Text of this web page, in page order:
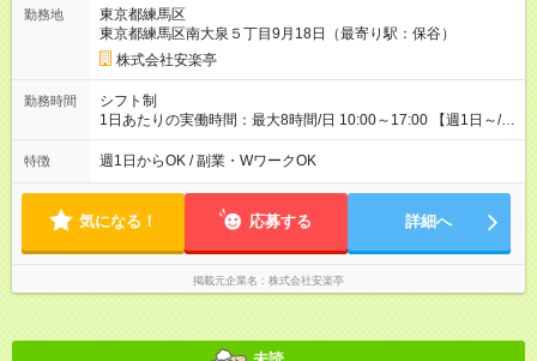
勤務地
東京都練馬区
東京都練馬区南大泉５丁目9月18日（最寄り駅：保谷）
株式会社安楽亭
勤務時間
シフト制
1日あたりの実働時間：最大8時間/日 10:00～17:00 【週1日～/1
日3時間～OK！】 ＊レギュラー勤務ももちろん大歓迎！ 「子ど
ものお迎えまでの時間」 「ランチタイムだけ」 など、家庭の予
談可能◎
特徴 週1日からOK / 副業・WワークOK
気になる！ 応募する 詳細へ
掲載元企業名 株式会社安楽亭